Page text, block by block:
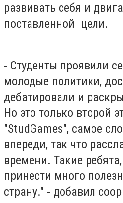
развивать себя и
поставленной цели.
- Студенты проявили
молодые политики,
дебатировали и
Но это только второй
"StudGames", самое
впереди, так что
времени. Такие
принести много
страну." - добавил